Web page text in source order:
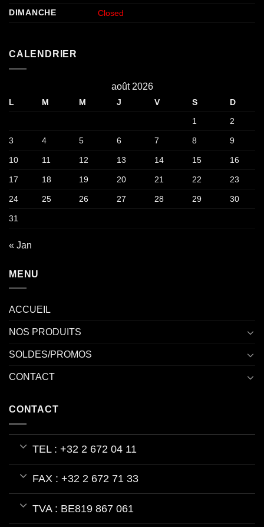
DIMANCHE
Closed
CALENDRIER
août 2026
L M M J V S
D
1
2
3 4 5 6 7 8 9
10 11 12 13 14 15 16
17 18 19 20 21 22 23
24 25 26 27 28 29 30
31
« Jan
MENU
ACCUEIL
NOS PRODUITS
SOLDES/PROMOS
CONTACT
CONTACT
TEL : +32 2 672 04 11
FAX : +32 2 672 71 33
TVA : BE819 867 061